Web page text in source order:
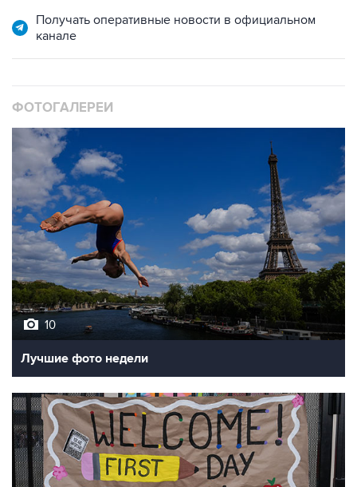
Получать оперативные новости в официальном
канале
ФОТОГАЛЕРЕИ
10
Лучшие фото недели